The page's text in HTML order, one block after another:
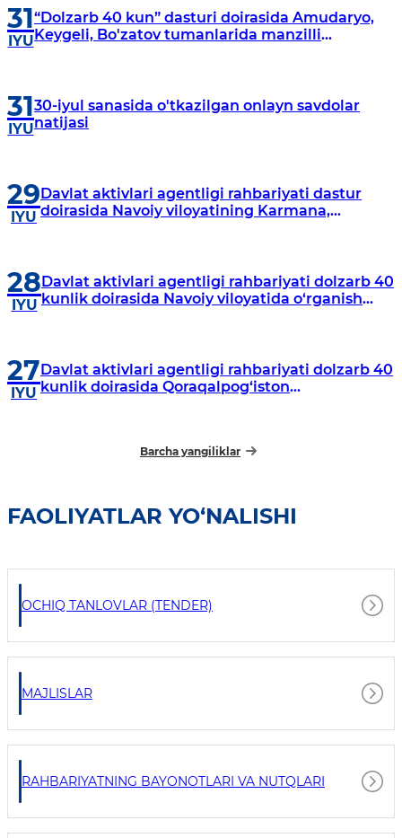
31
IYU
“Dolzarb 40 kun” dasturi doirasida Amudaryo,
Keygeli, Bo'zatov tumanlarida manzilli
31
IYU
30-iyul sanasida o'tkazilgan onlayn savdolar
natijasi
29
IYU
Davlat aktivlari agentligi rahbariyati dastur
doirasida Navoiy viloyatining Karmana,
28
IYU
Davlat aktivlari agentligi rahbariyati dolzarb 40
kunlik doirasida Navoiy viloyatida o‘rganish
27
IYU
Davlat aktivlari agentligi rahbariyati dolzarb 40
kunlik doirasida Qoraqalpog‘iston
Barcha yangiliklar
FAOLIYATLAR YO‘NALISHI
OCHIQ TANLOVLAR (TENDER)
MAJLISLAR
RAHBARIYATNING BAYONOTLARI VA NUTQLARI